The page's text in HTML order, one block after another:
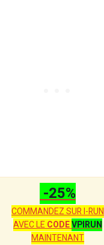
-25%
COMMANDEZ SUR I-RUN
AVEC LECODEVPIRUN
MAINTENANT